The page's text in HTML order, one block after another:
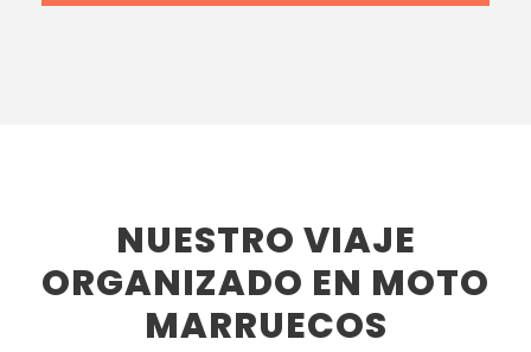
NUESTRO VIAJE
ORGANIZADO EN MOTO
MARRUECOS